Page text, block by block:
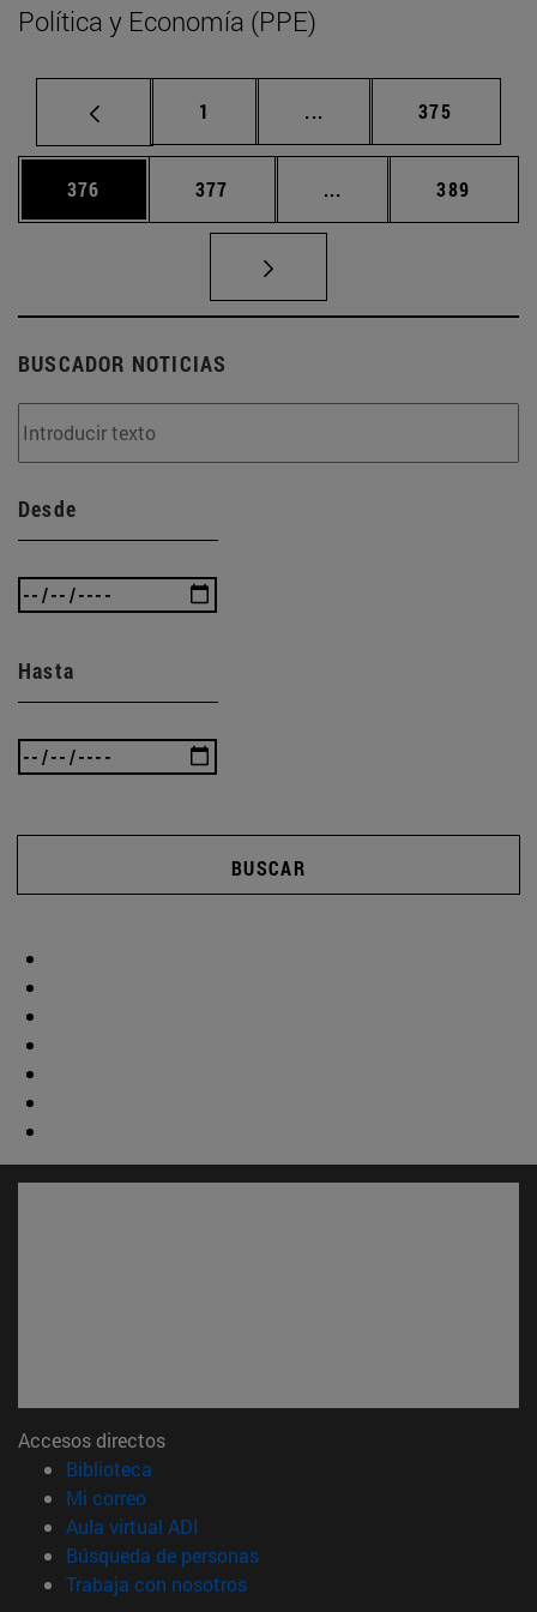
Política y Economía (PPE)
Página
1 ... Páginas intermedias
Página
375
Página
376 Página
377 ... Páginas intermedias
Página
389
BUSCADOR NOTICIAS
Desde
Hasta
BUSCAR
Accesos directos
Biblioteca
Mi correo(abre en nueva ventana)
Aula virtual ADI
Búsqueda de personas(abre en nueva ventana)
Trabaja con nosotros(abre en nueva ventana)